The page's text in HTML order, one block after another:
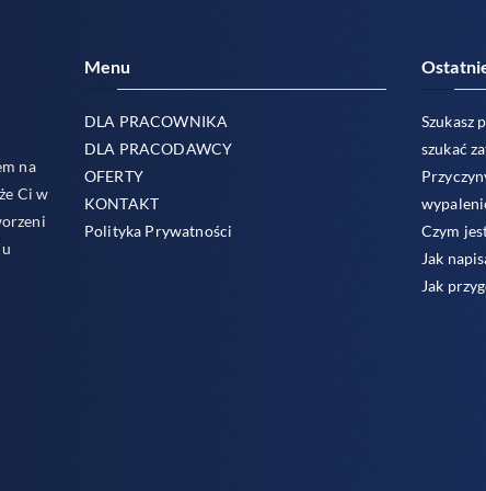
na
Ci w
Menu
DLA PRACOWNIKA
DLA PRACODAWCY
OFERTY
KONTAKT
Polityka Prywatności
Szukasz
szukać
Czym
Jak
Jak